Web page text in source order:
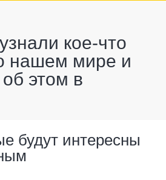
кое-что
нашем мире и
этом в
будут интересны